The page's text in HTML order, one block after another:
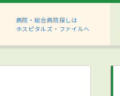
病院・総合病院探しは
ホスピタルズ・ファイルへ